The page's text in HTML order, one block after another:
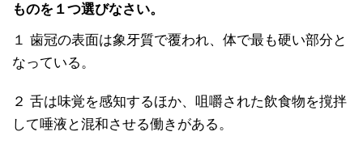
ものを１つ選びなさい。
１ 歯冠の表面は象牙質で覆われ、体で最も硬い部分と
なっている。
２ 舌は味覚を感知するほか、咀嚼された飲食物を撹拌
して唾液と混和させる働きがある。